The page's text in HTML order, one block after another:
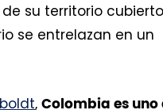
su territorio cubierto
se entrelazan en un
, Colombia es uno